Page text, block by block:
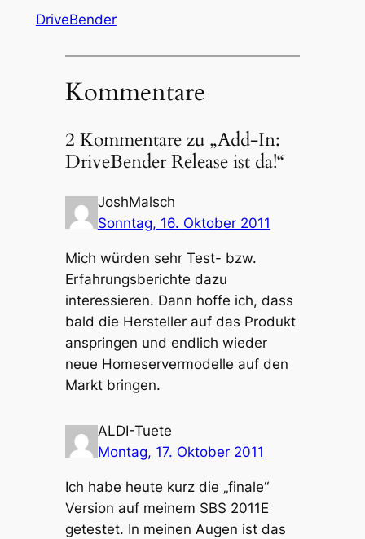
DriveBender
Kommentare
2 Kommentare zu „Add-In:
DriveBender Release ist da!“
JoshMalsch
Sonntag, 16. Oktober 2011
Mich würden sehr Test- bzw.
Erfahrungsberichte dazu
interessieren. Dann hoffe ich, dass
bald die Hersteller auf das Produkt
anspringen und endlich wieder
neue Homeservermodelle auf den
Markt bringen.
ALDI-Tuete
Montag, 17. Oktober 2011
Ich habe heute kurz die „finale“
Version auf meinem SBS 2011E
getestet. In meinen Augen ist das